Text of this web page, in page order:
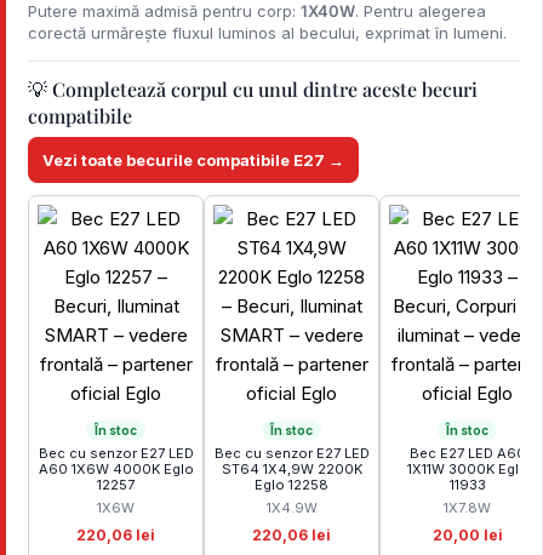
Putere maximă admisă pentru corp: 1X40W. Pentru alegerea
corectă urmărește fluxul luminos al becului, exprimat în lumeni.
💡 Completează corpul cu unul dintre aceste becuri
compatibile
Vezi toate becurile compatibile E27 →
În stoc
Bec cu senzor E27 LED
A60 1X6W 4000K Eglo
12257
1X6W
220,06 lei
În stoc
Bec cu senzor E27 LED
ST64 1X4,9W 2200K
Eglo 12258
1X4.9W
220,06 lei
În stoc
Bec E27 LED A60
1X11W 3000K Eglo
11933
1X7.8W
20,00 lei